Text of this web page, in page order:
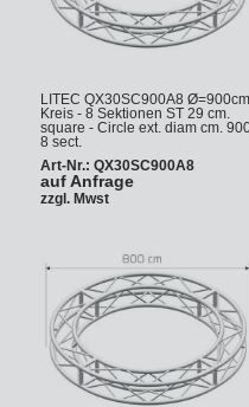
LITEC QX30SC900A8 Ø=900cm
Kreis - 8 Sektionen ST 29 cm.
square - Circle ext. diam cm.
8 sect.
Art-Nr.: QX30SC900A8
auf Anfrage
zzgl. Mwst